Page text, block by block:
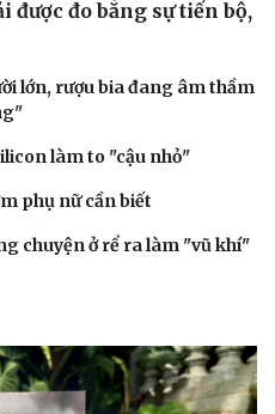
được đo bằng sự tiến bộ,
lớn, rượu bia đang âm thầm
làm to "cậu nhỏ"
phụ nữ cần biết
chuyện ở rể ra làm "vũ khí"